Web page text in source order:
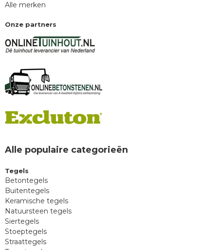
Alle merken
Onze partners
Alle populaire categorieën
Tegels
Betontegels
Buitentegels
Keramische tegels
Natuursteen tegels
Siertegels
Stoeptegels
Straattegels